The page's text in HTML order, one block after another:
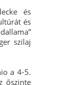
és
és
szilaj
a 4-5.
őszinte